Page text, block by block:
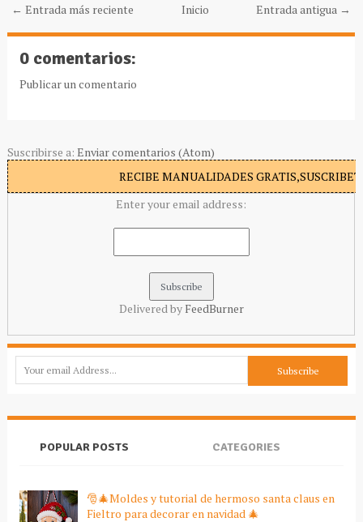
← Entrada más reciente Entrada antigua →
Inicio
0 comentarios:
Publicar un comentario
Suscribirse a: Enviar comentarios (Atom)
RECIBE MANUALIDADES
Enter your email address:
Delivered by FeedBurner
POPULAR POSTS CATEGORIES
🎅🎄Moldes y tutorial de hermoso santa claus en
Fieltro para decorar en navidad 🎄